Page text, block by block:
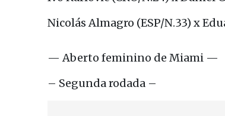
Nicolás Almagro (ESP/N.33) x
— Aberto feminino de Miami —
– Segunda rodada –